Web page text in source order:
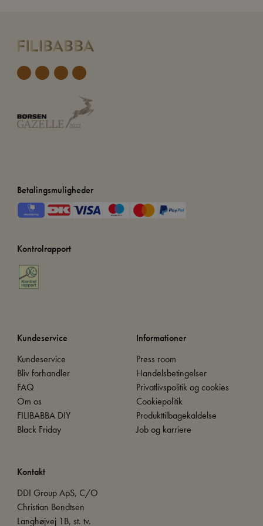
Betalingsmuligheder
Kontrolrapport
Kundeservice
Kundeservice
Bliv forhandler
FAQ
Om os
FILIBABBA DIY
Black Friday
Informationer
Press room
Handelsbetingelser
Privatlivspolitik og cookies
Cookiepolitik
Produkttilbagekaldelse
Job og karriere
Kontakt
DDI Group ApS, C/O
Christian Bendtsen
Langhøjvej 1B, st. tv.